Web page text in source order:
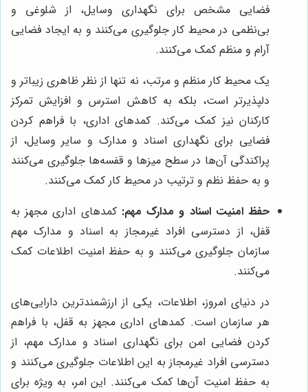
فضایی مشخص برای نگهداری وسایل، از شلوغی و
بی‌نظمی در محیط کار جلوگیری می‌کنند و به ایجاد فضایی
آرام و منظم کمک می‌کنند.
یک محیط کار منظم و مرتب، نه تنها از نظر ظاهری زیباتر و
دلپذیرتر است، بلکه به کاهش استرس و افزایش تمرکز
کارکنان نیز کمک می‌کند. کمدهای اداری، با فراهم کردن
فضایی برای نگهداری اسناد و مدارک و سایر وسایل، از
پراکندگی آن‌ها در سطح میزها و قفسه‌ها جلوگیری می‌کنند
و به حفظ نظم و ترتیب در محیط کار کمک می‌کنند.
حفظ امنیت اسناد و مدارک مهم: کمدهای اداری مجهز به
قفل، از دسترسی افراد غیرمجاز به اسناد و مدارک مهم
سازمان جلوگیری می‌کنند و به حفظ امنیت اطلاعات کمک
می‌کنند.
در دنیای امروز، اطلاعات، یکی از ارزشمندترین دارایی‌های
هر سازمان است. کمدهای اداری مجهز به قفل، با فراهم
کردن فضایی امن برای نگهداری اسناد و مدارک مهم، از
دسترسی افراد غیرمجاز به این اطلاعات جلوگیری می‌کنند و
به حفظ امنیت آن‌ها کمک می‌کنند. این امر، به ویژه برای